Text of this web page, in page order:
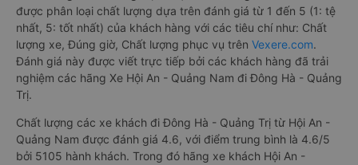
được phân loại chất lượng dựa trên đánh giá từ 1 đến 5 (1: tệ
nhất, 5: tốt nhất) của khách hàng với các tiêu chí như: Chất
lượng xe, Đúng giờ, Chất lượng phục vụ trên Vexere.com.
Đánh giá này được viết trực tiếp bởi các khách hàng đã trải
nghiệm các hãng Xe Hội An - Quảng Nam đi Đông Hà - Quảng
Trị.
Chất lượng các xe khách đi Đông Hà - Quảng Trị từ Hội An -
Quảng Nam được đánh giá 4.6, với điểm trung bình là 4.6/5
bởi 5105 hành khách. Trong đó hãng xe khách Hội An -